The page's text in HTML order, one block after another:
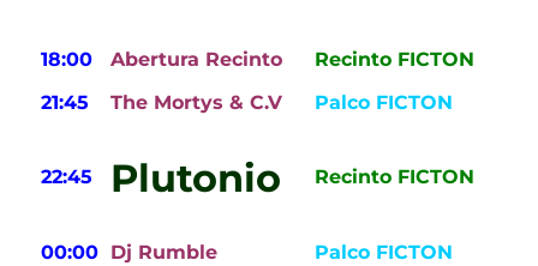
18:00 Abertura Recinto
Recinto FICTON
21:45
The Mortys & C.V Palco FICTON
22:45 Plutonio Recinto FICTON
00:00 Dj Rumble Palco FICTON